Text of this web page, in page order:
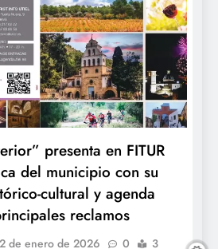
presenta en FITUR
del municipio con su
cultural y agenda
reclamos
de enero de 2026 0 3